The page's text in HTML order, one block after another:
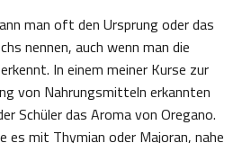
man oft den Ursprung oder das
nennen, auch wenn man die
In einem meiner Kurse zur
von Nahrungsmitteln erkannten
Schüler das Aroma von Oregano.
es mit Thymian oder Majoran, nahe